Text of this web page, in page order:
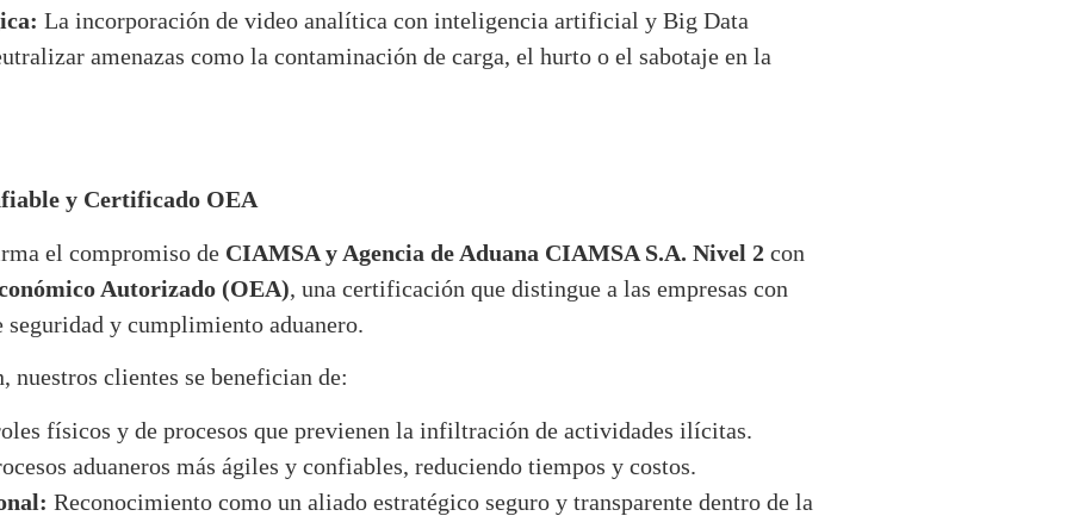
La incorporación de video analítica con inteligencia artificial y Big Data
amenazas como la contaminación de carga, el hurto o el sabotaje en la
y Certificado OEA
el compromiso de CIAMSA y Agencia de Aduana CIAMSA S.A. Nivel 2 con
Autorizado (OEA), una certificación que distingue a las empresas con
seguridad y cumplimiento aduanero.
nuestros clientes se benefician de:
físicos y de procesos que previenen la infiltración de actividades ilícitas.
aduaneros más ágiles y confiables, reduciendo tiempos y costos.
Reconocimiento como un aliado estratégico seguro y transparente dentro de la